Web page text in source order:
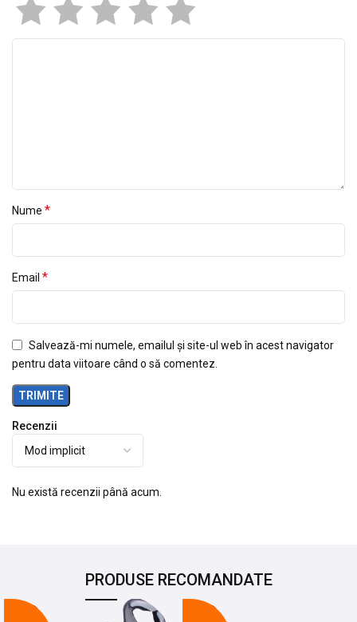
Recenzii
Nu există recenzii până acum.
Nume *
Email *
Salvează-mi numele, emailul și site-ul web în acest navigator
pentru data viitoare când o să comentez.
PRODUSE RECOMANDATE